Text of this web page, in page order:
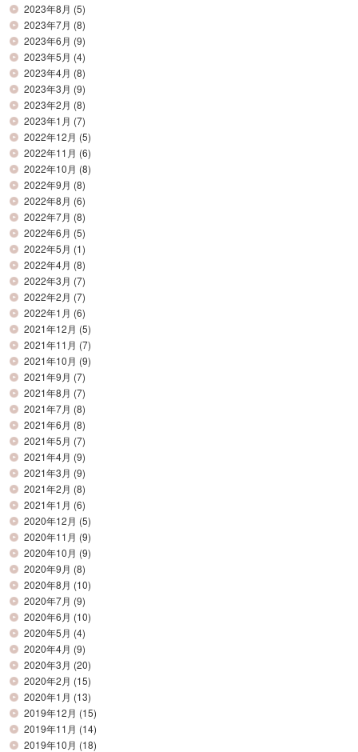
2023年8月 (5)
2023年7月 (8)
2023年6月 (9)
2023年5月 (4)
2023年4月 (8)
2023年3月 (9)
2023年2月 (8)
2023年1月 (7)
2022年12月 (5)
2022年11月 (6)
2022年10月 (8)
2022年9月 (8)
2022年8月 (6)
2022年7月 (8)
2022年6月 (5)
2022年5月 (1)
2022年4月 (8)
2022年3月 (7)
2022年2月 (7)
2022年1月 (6)
2021年12月 (5)
2021年11月 (7)
2021年10月 (9)
2021年9月 (7)
2021年8月 (7)
2021年7月 (8)
2021年6月 (8)
2021年5月 (7)
2021年4月 (9)
2021年3月 (9)
2021年2月 (8)
2021年1月 (6)
2020年12月 (5)
2020年11月 (9)
2020年10月 (9)
2020年9月 (8)
2020年8月 (10)
2020年7月 (9)
2020年6月 (10)
2020年5月 (4)
2020年4月 (9)
2020年3月 (20)
2020年2月 (15)
2020年1月 (13)
2019年12月 (15)
2019年11月 (14)
2019年10月 (18)